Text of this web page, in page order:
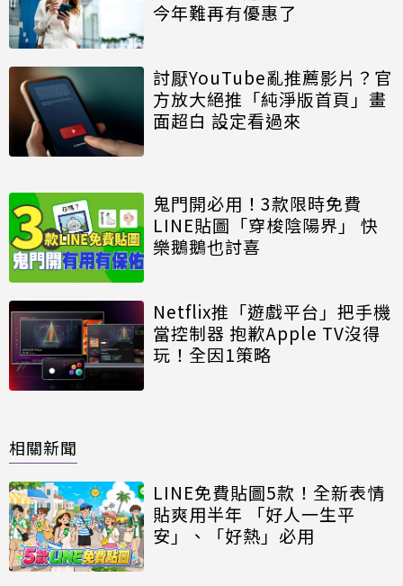
今年難再有優惠了
討厭YouTube亂推薦影片？官
方放大絕推「純淨版首頁」畫
面超白 設定看過來
鬼門開必用！3款限時免費
LINE貼圖「穿梭陰陽界」 快
樂鵝鵝也討喜
Netflix推「遊戲平台」把手機
當控制器 抱歉Apple TV沒得
玩！全因1策略
相關新聞
LINE免費貼圖5款！全新表情
貼爽用半年 「好人一生平
安」、「好熱」必用